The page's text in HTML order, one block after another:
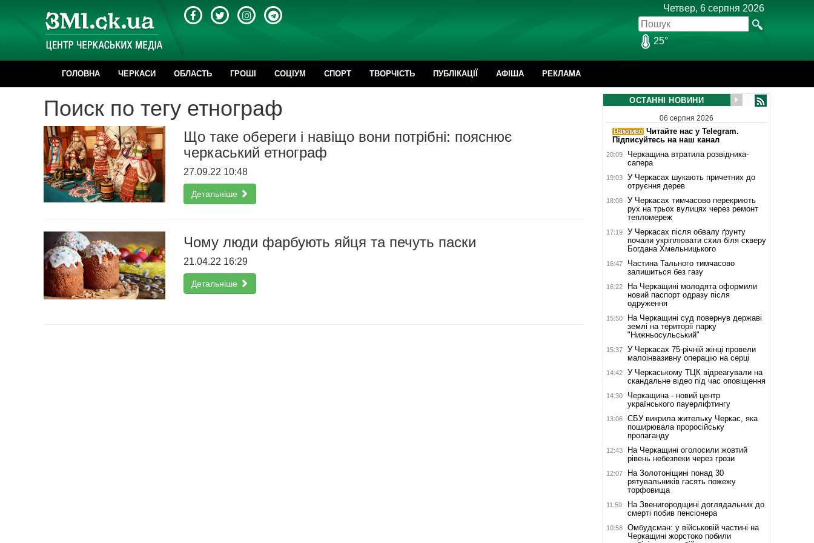
Четвер, 6 серпня 2026
25°
ГОЛОВНА ЧЕРКАСИ ОБЛАСТЬ ГРОШІ CОЦІУМ СПОРТ ТВОРЧІСТЬ ПУБЛІКАЦІЇ АФІША РЕКЛАМА
Поиск по тегу етнограф
Що таке обереги і навіщо вони потрібні: пояснює
черкаський етнограф
27.09.22 10:48
Детальніше
Чому люди фарбують яйця та печуть паски
21.04.22 16:29
Детальніше
ОСТАННІ НОВИНИ
06 серпня 2026
Читайте нас у Telegram.
Підписуйтесь на наш канал
20:09
Черкащина втратила розвідника-
сапера
19:03
У Черкасах шукають причетних до
отруєння дерев
18:08
У Черкасах тимчасово перекриють
рух на трьох вулицях через ремонт
тепломереж
17:19
У Черкасах після обвалу ґрунту
почали укріплювати схил біля скверу
Богдана Хмельницького
16:47
Частина Тального тимчасово
залишиться без газу
16:22
На Черкащині молодята оформили
новий паспорт одразу після
одруження
15:50
На Черкащині суд повернув державі
землі на території парку
"Нижньосульський"
15:37
У Черкасах 75-річній жінці провели
малоінвазивну операцію на серці
14:42
У Черкаському ТЦК відреагували на
скандальне відео під час оповіщення
14:30
Черкащина - новий центр
українського пауерліфтингу
13:06
СБУ викрила жительку Черкас, яка
поширювала проросійську
пропаганду
12:43
На Черкащині оголосили жовтий
рівень небезпеки через грози
12:07
На Золотоніщині понад 30
рятувальників гасять пожежу
торфовища
11:59
На Звенигородщині доглядальник до
смерті побив пенсіонера
10:58
Омбудсман: у військовій частині на
Черкащині жорстоко побили